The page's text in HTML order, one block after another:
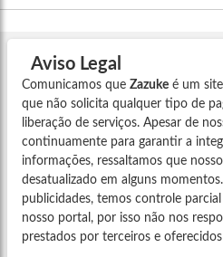
Aviso Legal
Comunicamos que Zazuke é um
que não solicita qualquer tipo de
liberação de serviços. Apesar de
continuamente para garantir a
informações, ressaltamos que
desatualizado em alguns
publicidades, temos controle
nosso portal, por isso não nos
prestados por terceiros e